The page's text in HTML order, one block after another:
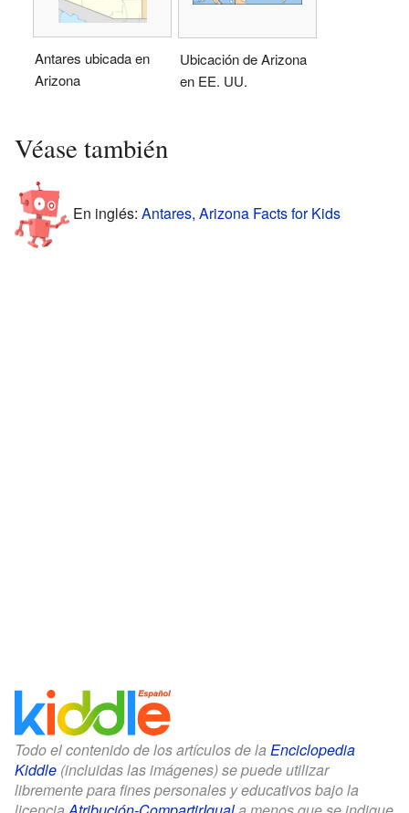
Antares ubicada en
Arizona
Ubicación de Arizona
en EE. UU.
Véase también
En inglés: Antares, Arizona Facts for Kids
Todo el contenido de los artículos de la Enciclopedia
Kiddle (incluidas las imágenes) se puede utilizar
libremente para fines personales y educativos bajo la